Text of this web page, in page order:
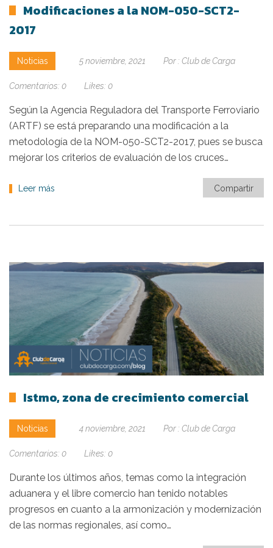
Modificaciones a la NOM-050-SCT2-
2017
Noticias 5 noviembre, 2021 Por : Club de Carga
Comentarios: 0 Likes: 0
Según la Agencia Reguladora del Transporte Ferroviario
(ARTF) se está preparando una modificación a la
metodología de la NOM-050-SCT2-2017, pues se busca
mejorar los criterios de evaluación de los cruces…
Leer más Compartir
Istmo, zona de crecimiento comercial
Noticias 4 noviembre, 2021 Por : Club de Carga
Comentarios: 0 Likes: 0
Durante los últimos años, temas como la integración
aduanera y el libre comercio han tenido notables
progresos en cuanto a la armonización y modernización
de las normas regionales, así como…